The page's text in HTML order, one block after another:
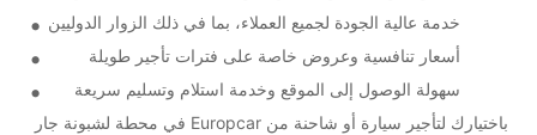
خدمة عالية الجودة لجميع العملاء، بما في ذلك الزوار الدوليين
أسعار تنافسية وعروض خاصة على فترات تأجير طويلة
سهولة الوصول إلى الموقع وخدمة استلام وتسليم سريعة
باختيارك لتأجير سيارة أو شاحنة من Europcar في محطة لشبونة جار